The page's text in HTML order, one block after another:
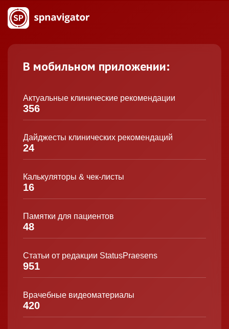
В мобильном приложении:
Актуальные клинические рекомендации
356
Дайджесты клинических рекомендаций
24
Калькуляторы & чек-листы
16
Памятки для пациентов
48
Статьи от редакции StatusPraesens
951
Врачебные видеоматериалы
420